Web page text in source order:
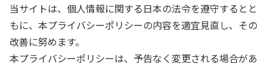
当サイトは、個人情報に関する日本の法令を遵守するとと
もに、本プライバシーポリシーの内容を適宜見直し、その
改善に努めます。
本プライバシーポリシーは、予告なく変更される場合があ